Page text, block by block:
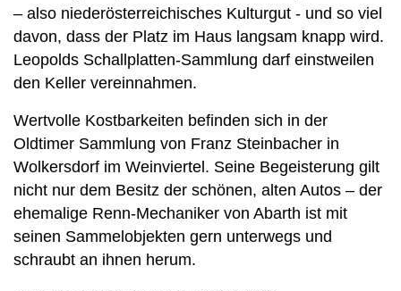
– also niederösterreichisches Kulturgut - und so viel
davon, dass der Platz im Haus langsam knapp wird.
Leopolds Schallplatten-Sammlung darf einstweilen
den Keller vereinnahmen.
Wertvolle Kostbarkeiten befinden sich in der
Oldtimer Sammlung von Franz Steinbacher in
Wolkersdorf im Weinviertel. Seine Begeisterung gilt
nicht nur dem Besitz der schönen, alten Autos – der
ehemalige Renn-Mechaniker von Abarth ist mit
seinen Sammelobjekten gern unterwegs und
schraubt an ihnen herum.